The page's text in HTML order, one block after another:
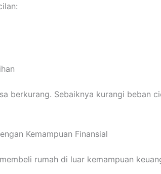
berkurang. Sebaiknya kurangi beban
Kemampuan Finansial
rumah di luar kemampuan